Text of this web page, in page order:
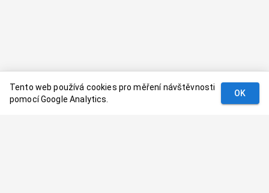
Tento web používá cookies pro měření návštěvnosti
pomocí Google Analytics.
OK